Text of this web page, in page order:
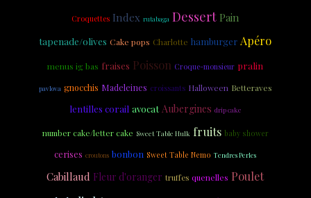
Croquettes Index rutabaga Dessert Pain
tapenade/olives Cake pops Charlotte hamburger Apéro
menus ig bas fraises Poisson Croque-monsieur pralin
pavlova gnocchis Madeleines croissants Halloween Betteraves
lentilles corail avocat Aubergines drip cake
number cake/letter cake Sweet Table Hulk fruits baby shower
cerises croutons bonbon Sweet Table Nemo Tendres Perles
Cabillaud Fleur d'oranger truffes quenelles Poulet